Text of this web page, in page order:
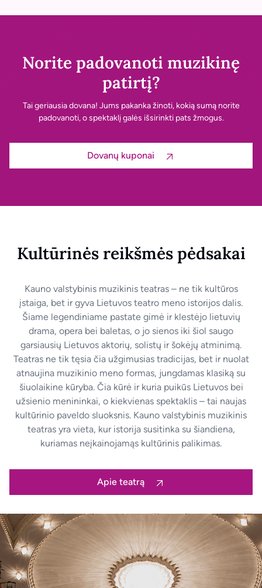
Norite padovanoti muzikinę
patirtį?
Tai geriausia dovana! Jums pakanka žinoti, kokią sumą norite
padovanoti, o spektaklį galės išsirinkti pats žmogus.
Dovanų kuponai
Kultūrinės reikšmės pėdsakai
Kauno valstybinis muzikinis teatras – ne tik kultūros
įstaiga, bet ir gyva Lietuvos teatro meno istorijos dalis.
Šiame legendiniame pastate gimė ir klestėjo lietuvių
drama, opera bei baletas, o jo sienos iki šiol saugo
garsiausių Lietuvos aktorių, solistų ir šokėjų atminimą.
Teatras ne tik tęsia čia užgimusias tradicijas, bet ir nuolat
atnaujina muzikinio meno formas, jungdamas klasiką su
šiuolaikine kūryba. Čia kūrė ir kuria puikūs Lietuvos bei
užsienio menininkai, o kiekvienas spektaklis – tai naujas
kultūrinio paveldo sluoksnis. Kauno valstybinis muzikinis
teatras yra vieta, kur istorija susitinka su šiandiena,
kuriamas neįkainojamąs kultūrinis palikimas.
Apie teatrą